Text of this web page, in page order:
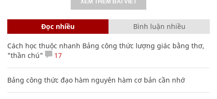
Đọc nhiều Bình luận nhiều
Cách học thuộc nhanh Bảng công thức lượng giác bằng thơ,
"thần chú"
17
Bảng công thức đạo hàm nguyên hàm cơ bản cần nhớ